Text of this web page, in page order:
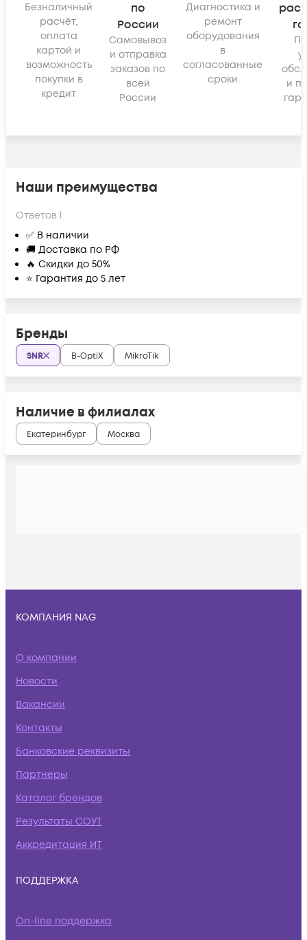
Безналичный
расчёт,
оплата
картой и
возможность
покупки в
кредит
по
России
Самовывоз
и отправка
заказов по
всей
России
Диагностика и
ремонт
оборудования
в
согласованные
сроки
и
Наши преимущества
Ответов:1
✅ В наличии
🚚 Доставка по РФ
🔥 Скидки до 50%
⭐ Гарантия до 5 лет
Бренды
SNR B-OptiX MikroTik
Наличие в филиалах
Екатеринбург Москва
КОМПАНИЯ NAG
О компании
Новости
Вакансии
Контакты
Банковские реквизиты
Партнеры
Каталог брендов
Результаты СОУТ
Аккредитация ИТ
ПОДДЕРЖКА
On-line поддержка